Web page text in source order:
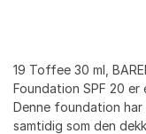
19 Toffee 30 ml,
Foundation SPF 20
Denne foundation
samtidig som den